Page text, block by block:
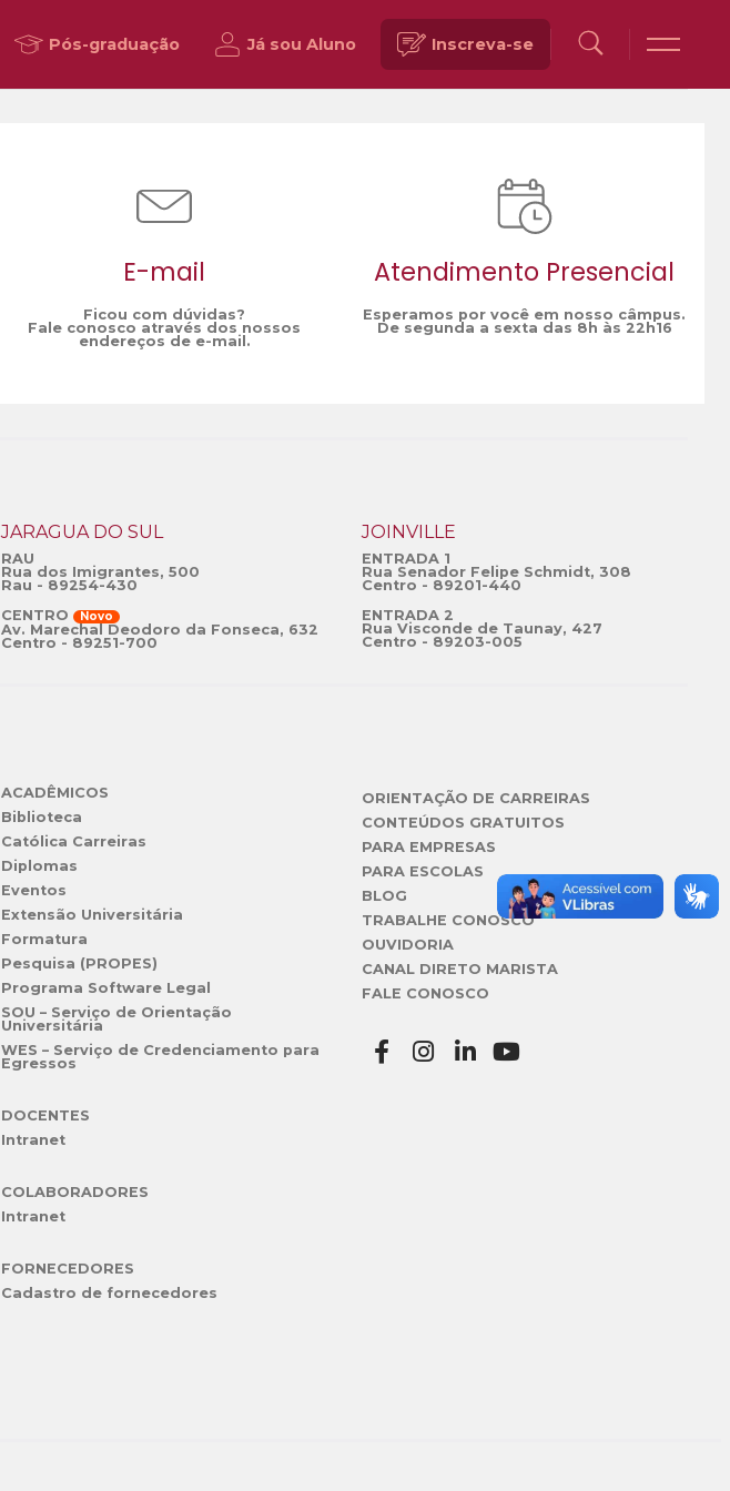
Pós-graduação Já sou Aluno Inscreva-se
E-mail
Ficou com dúvidas?
Fale conosco através dos nossos
endereços de e-mail.
Atendimento Presencial
Esperamos por você em nosso câmpus.
De segunda a sexta das 8h às 22h16
JARAGUÁ DO SUL
RAU
Rua dos Imigrantes, 500
Rau - 89254-430
CENTRO
Novo
Av. Marechal Deodoro da Fonseca, 632
Centro - 89251-700
JOINVILLE
ENTRADA 1
Rua Senador Felipe Schmidt, 308
Centro - 89201-440
ENTRADA 2
Rua Visconde de Taunay, 427
Centro - 89203-005
ACADÊMICOS
Biblioteca
Católica Carreiras
Diplomas
Eventos
Extensão Universitária
Formatura
Pesquisa (PROPES)
Programa Software Legal
SOU – Serviço de Orientação
Universitária
WES – Serviço de Credenciamento para
Egressos
DOCENTES
Intranet
COLABORADORES
Intranet
FORNECEDORES
Cadastro de fornecedores
ORIENTAÇÃO DE CARREIRAS
CONTEÚDOS GRATUITOS
PARA EMPRESAS
PARA ESCOLAS
BLOG
TRABALHE CONOSCO
OUVIDORIA
CANAL DIRETO MARISTA
FALE CONOSCO